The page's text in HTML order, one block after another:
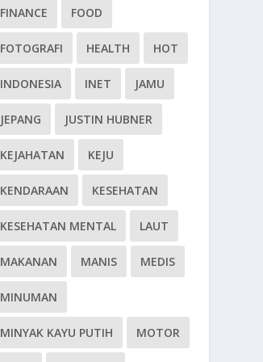
FINANCE FOOD
FOTOGRAFI HEALTH HOT
INDONESIA INET JAMU
JEPANG JUSTIN HUBNER
KEJAHATAN KEJU
KENDARAAN KESEHATAN
KESEHATAN MENTAL LAUT
MAKANAN MANIS MEDIS
MINUMAN
MINYAK KAYU PUTIH MOTOR